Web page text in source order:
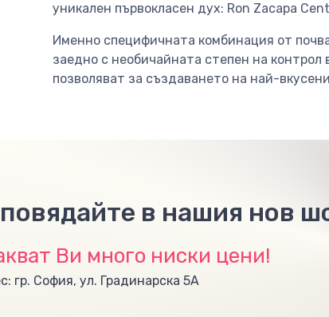
уникален първокласен дух: Ron Zacapa
Именно специфичната комбинация от
заедно с необичайната степен на
позволяват за създаването на най-
в нашия нов
Ви много ниски цени!
гр. София, ул. Градинарска 5А